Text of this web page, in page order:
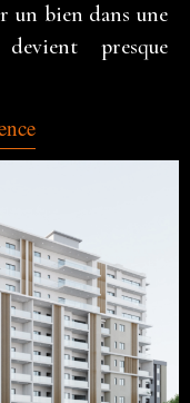
un bien dans une
presque